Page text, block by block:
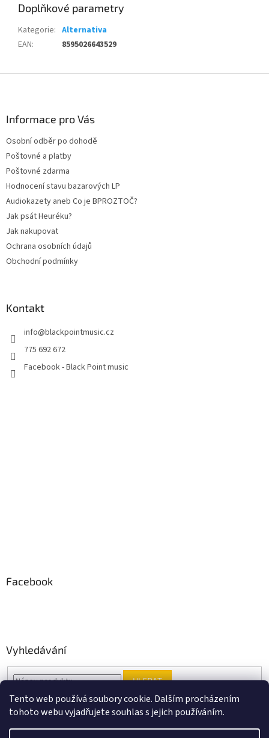
Tento web používá soubory cookie. Dalším procházením
tohoto webu vyjadřujete souhlas s jejich používáním.
Doplňkové parametry
Kategorie: Alternativa
EAN: 8595026643529
Informace pro Vás
Osobní odběr po dohodě
Poštovné a platby
Poštovné zdarma
Hodnocení stavu bazarových LP
Audiokazety aneb Co je BPROZTOČ?
Jak psát Heuréku?
Jak nakupovat
Ochrana osobních údajů
Obchodní podmínky
Kontakt
info@blackpointmusic.cz
775 692 672
Facebook - Black Point music
Facebook
Vyhledávání
HLEDAT